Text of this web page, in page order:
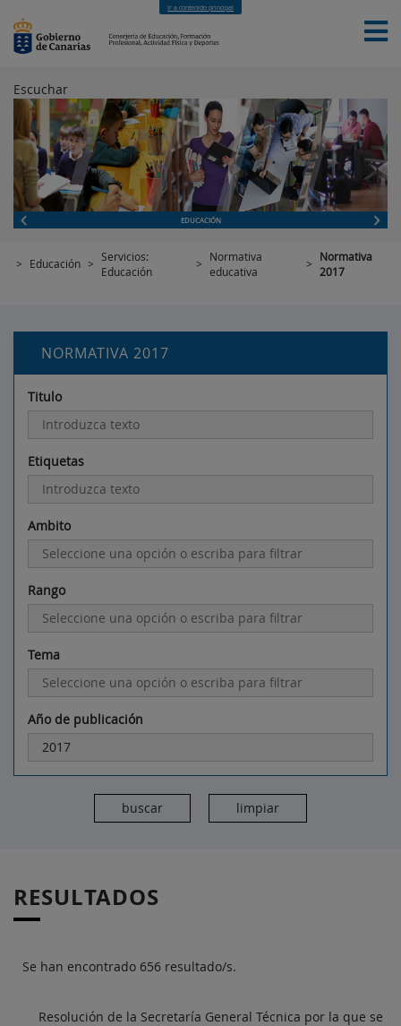
Ir a contenido principal
INICIO EDUCACIÓN
FORMACIÓN PROFESIONAL
CUALIFICACIONES PROFESIONALES
DEPORTES
CONTACTO
[INTRANET]
Escuchar
EDUCACIÓN
> Educación > Servicios:
Educación
>
Normativa
educativa
>
Normativa
2017
NORMATIVA 2017
Titulo
Etiquetas
Ambito
Rango
Tema
Año de publicación
RESULTADOS
Se han encontrado 656 resultado/s.
Resolución de la Secretaría General Técnica por la que se